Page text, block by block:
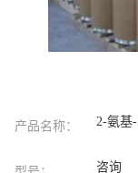
产品名称： 2-氨基
咨询